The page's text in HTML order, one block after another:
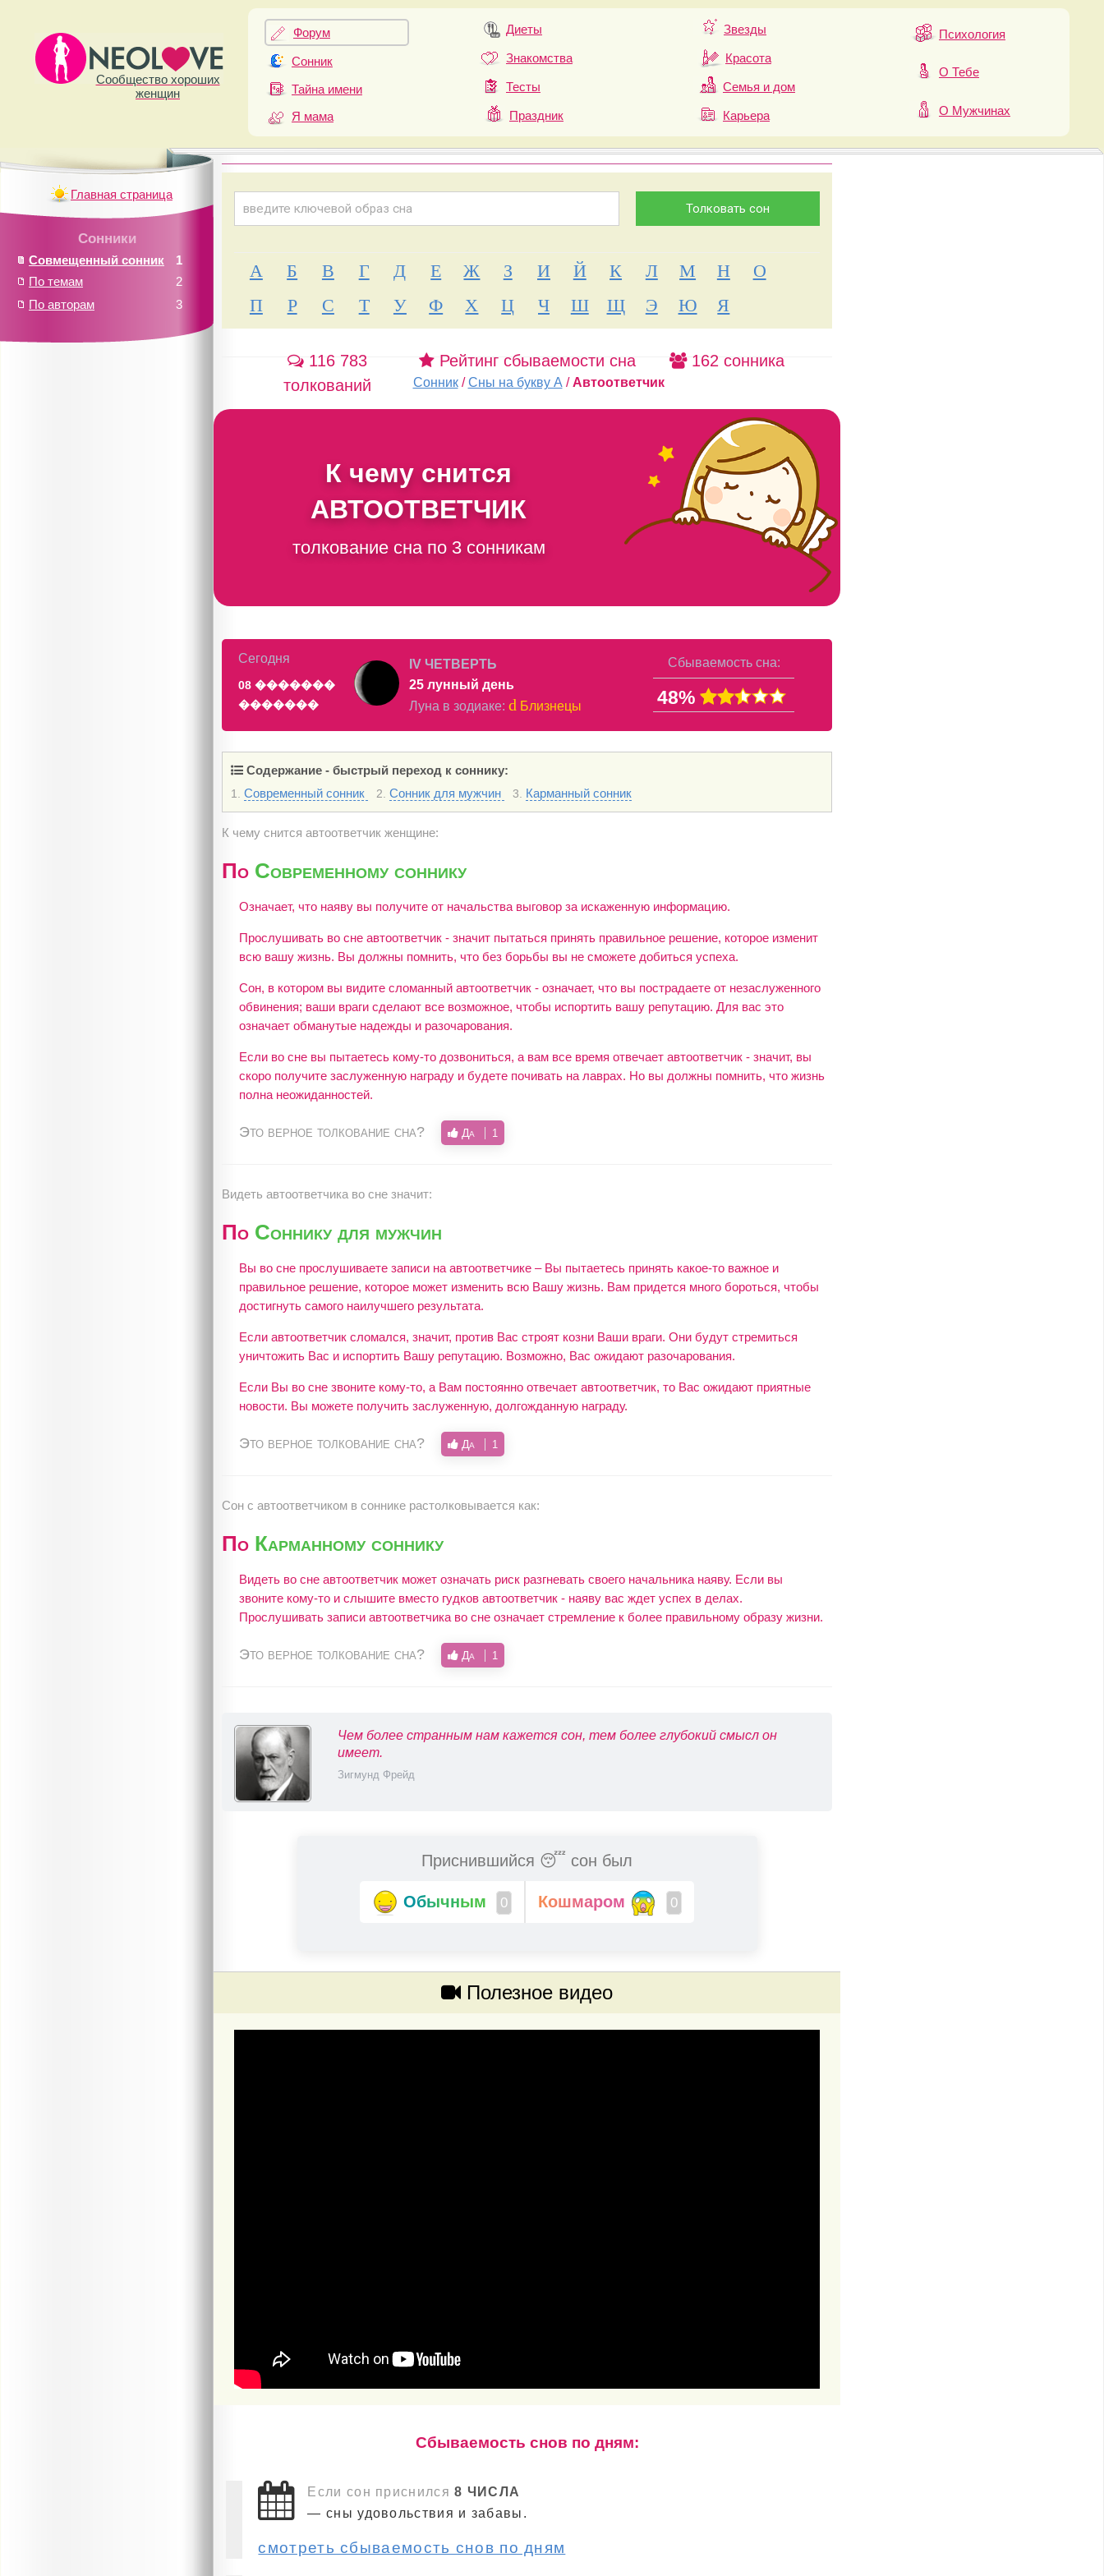
Сообщество хороших
женщин
Форум
Сонник
Тайна имени
Я мама
Диеты
Знакомства
Тесты
Праздник
Звезды
Красота
Семья и дом
Карьера
Психология
О Тебе
О Мужчинах
А Б В Г Д Е Ж З И Й К Л М Н
О
П
Р С Т У Ф Х Ц Ч Ш Щ Э Ю Я
116 783
толкований
Рейтинг сбываемости сна 162 сонника
Сонник /Сны на букву А / Автоответчик
К чему снится
АВТООТВЕТЧИК
толкование сна по 3 сонникам
Сегодня
08 �������
�������
IV ЧЕТВЕРТЬ
25 лунный день
Луна в зодиаке: d Близнецы
Сбываемость сна:
48%
Содержание - быстрый переход к соннику:
1. Современный сонник 2. Сонник для мужчин 3. Карманный сонник
К чему снится автоответчик женщине:
По Современному соннику
Означает, что наяву вы получите от начальства выговор за искаженную информацию.
Прослушивать во сне автоответчик - значит пытаться принять правильное решение, которое изменит
всю вашу жизнь. Вы должны помнить, что без борьбы вы не сможете добиться успеха.
Сон, в котором вы видите сломанный автоответчик - означает, что вы пострадаете от незаслуженного
обвинения; ваши враги сделают все возможное, чтобы испортить вашу репутацию. Для вас это
означает обманутые надежды и разочарования.
Если во сне вы пытаетесь кому-то дозвониться, а вам все время отвечает автоответчик - значит, вы
скоро получите заслуженную награду и будете почивать на лаврах. Но вы должны помнить, что жизнь
полна неожиданностей.
Это верное толкование сна? Да 1
Видеть автоответчика во сне значит:
По Соннику для мужчин
Вы во сне прослушиваете записи на автоответчике – Вы пытаетесь принять какое-то важное и
правильное решение, которое может изменить всю Вашу жизнь. Вам придется много бороться, чтобы
достигнуть самого наилучшего результата.
Если автоответчик сломался, значит, против Вас строят козни Ваши враги. Они будут стремиться
уничтожить Вас и испортить Вашу репутацию. Возможно, Вас ожидают разочарования.
Если Вы во сне звоните кому-то, а Вам постоянно отвечает автоответчик, то Вас ожидают приятные
новости. Вы можете получить заслуженную, долгожданную награду.
Это верное толкование сна? Да 1
Сон c автоответчиком в соннике растолковывается как:
По Карманному соннику
Видеть во сне автоответчик может означать риск разгневать своего начальника наяву. Если вы
звоните кому-то и слышите вместо гудков автоответчик - наяву вас ждет успех в делах.
Прослушивать записи автоответчика во сне означает стремление к более правильному образу жизни.
Это верное толкование сна? Да 1
Чем более странным нам кажется сон, тем более глубокий смысл он
имеет.
Зигмунд Фрейд
Приснившийся 😴 сон был
Обычным 0 Кошмаром 0
Полезное видео
Cбываемость снов по дням:
Если сон приснился 8 ЧИСЛА
— сны удовольствия и забавы.
смотреть сбываемость снов по дням
Главная страница
Сонники
1
Совмещенный сонник
2
По темам
3
По авторам